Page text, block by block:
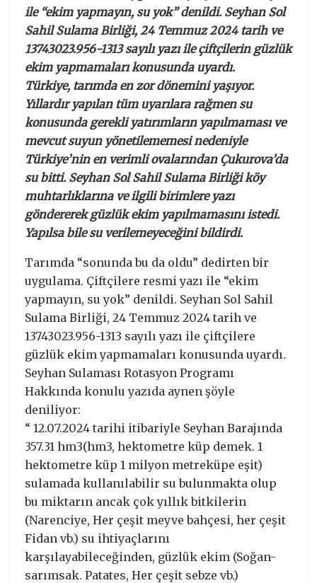
ile “ekim yapmayın, su yok” denildi. Seyhan Sol
Sahil Sulama Birliği, 24 Temmuz 2024 tarih ve
13743023.956-1313 sayılı yazı ile çiftçilerin güzlük
ekim yapmamaları konusunda uyardı.
Türkiye, tarımda en zor dönemini yaşıyor.
Yıllardır yapılan tüm uyarılara rağmen su
konusunda gerekli yatırımların yapılmaması ve
mevcut suyun yönetilememesi nedeniyle
Türkiye’nin en verimli ovalarından Çukurova’da
su bitti. Seyhan Sol Sahil Sulama Birliği köy
muhtarlıklarına ve ilgili birimlere yazı
göndererek güzlük ekim yapılmamasını istedi.
Yapılsa bile su verilemeyeceğini bildirdi.
Tarımda “sonunda bu da oldu” dedirten bir
uygulama. Çiftçilere resmi yazı ile “ekim
yapmayın, su yok” denildi. Seyhan Sol Sahil
Sulama Birliği, 24 Temmuz 2024 tarih ve
13743023.956-1313 sayılı yazı ile çiftçilere
güzlük ekim yapmamaları konusunda uyardı.
Seyhan Sulaması Rotasyon Programı
Hakkında konulu yazıda aynen şöyle
deniliyor:
“ 12.07.2024 tarihi itibariyle Seyhan Barajında
357.31 hm3(hm3, hektometre küp demek. 1
hektometre küp 1 milyon metreküpe eşit)
sulamada kullanılabilir su bulunmakta olup
bu miktarın ancak çok yıllık bitkilerin
(Narenciye, Her çeşit meyve bahçesi, her çeşit
Fidan vb.) su ihtiyaçlarını
karşılayabileceğinden, güzlük ekim (Soğan-
sarımsak. Patates, Her çeşit sebze vb.)